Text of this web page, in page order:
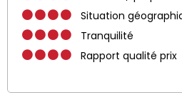
Situation
Tranquilité
Rapport qualité prix